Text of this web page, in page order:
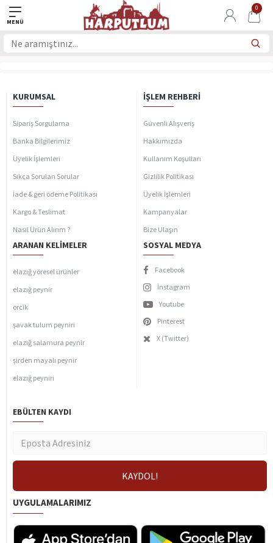
0
KURUMSAL
Sipariş Sorgulama
Banka Bilgilerimiz
Üyelik İşlemleri
Sıkça Sorulan Sorular
İade & geri ödeme Politikası
Kargo & Teslimat
Nasıl Ürün Alırım ?
İŞLEM REHBERI
Güvenli Alışveriş
Hakkımızda
Kullanım Koşulları
Gizlilik Politikası
Üyelik İşlemleri
Kampanyalar
Bize Ulaşın
ARANAN KELIMELER
elazığ yöresel ürünler
elazığ peynir
orcik
şavak tulum peyniri
elazığ salamura peynir
şirden mayalı peynir
elazığ peyniri
SOSYAL MEDYA
Facebook
İnstagram
Youtube
Pinterest
X (Twitter)
EBÜLTEN KAYDI
UYGULAMALARIMIZ